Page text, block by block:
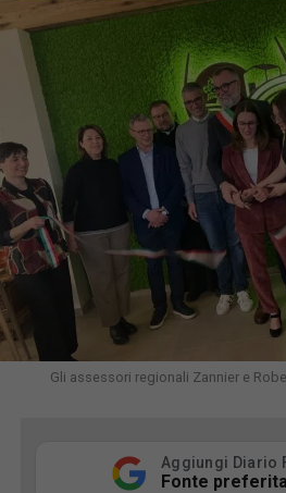
Gli assessori regionali Zannier e
Aggiungi Diario
Fonte